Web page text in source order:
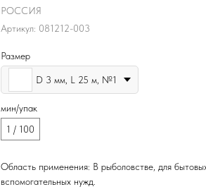
РОССИЯ
Артикул: 081212-003
Размер
D 3 мм, L 25 м, №1
мин/упак
1 / 100
Область применения: В рыболовстве, для
вспомогательных нужд.